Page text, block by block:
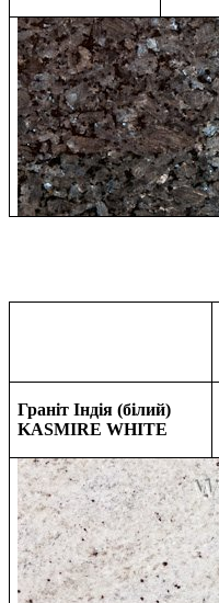
Граніт Індія (білий)
KASMIRE WHITE